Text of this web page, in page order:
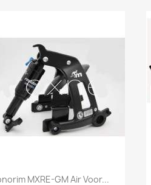
Snel bekijken
MXRE-GM Air Voor...